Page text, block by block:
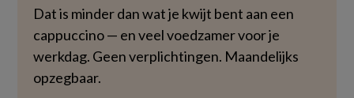
Dat is minder dan wat je kwijt bent aan een
cappuccino — en veel voedzamer voor je
werkdag. Geen verplichtingen. Maandelijks
opzegbaar.